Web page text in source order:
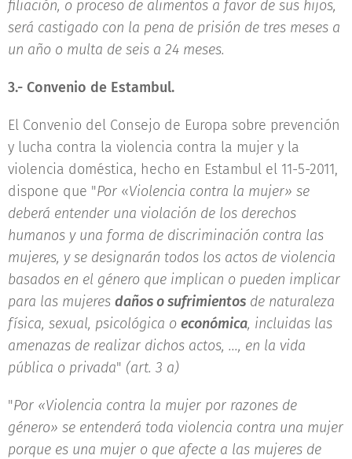
filiación, o proceso de alimentos a favor de sus hijos,
será castigado con la pena de prisión de tres meses a
un año o multa de seis a 24 meses.
3.- Convenio de Estambul.
El Convenio del Consejo de Europa sobre prevención
y lucha contra la violencia contra la mujer y la
violencia doméstica, hecho en Estambul el 11-5-2011,
dispone que "Por «Violencia contra la mujer» se
deberá entender una violación de los derechos
humanos y una forma de discriminación contra las
mujeres, y se designarán todos los actos de violencia
basados en el género que implican o pueden implicar
para las mujeres daños o sufrimientos de naturaleza
física, sexual, psicológica o económica, incluidas las
amenazas de realizar dichos actos, ..., en la vida
pública o privada" (art. 3 a)
"Por «Violencia contra la mujer por razones de
género» se entenderá toda violencia contra una mujer
porque es una mujer o que afecte a las mujeres de